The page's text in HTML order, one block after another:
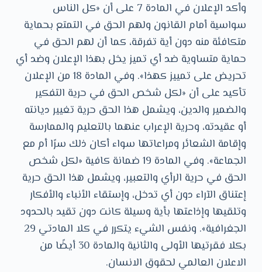
وأكد الإعلان في المادة 7 على أن «كل الناس
سواسية أمام القانون ولهم الحق في التمتع بحماية
متكافئة منه دون أية تفرقة، كما أن لهم الحق في
حماية متساوية ضد أي تميز يخل بهذا الإعلان وضد أي
تحريض على تمييز كهذا». وفي المادة 18 من الإعلان
تأكيد على أن «لكل شخص الحق في حرية التفكير
والضمير والدين، ويشمل هذا الحق حرية تغيير ديانته
أو عقيدته، وحرية الإعراب عنهما بالتعليم والممارسة
وإقامة الشعائر ومراعاتها سواء أكان ذلك سرًا أم مع
الجماعة». وفي المادة 19 ضمانة كافية «لكل شخص
الحق في حرية الرأي والتعبير، ويشمل هذا الحق حرية
إعتناق الآراء دون أي تدخل، وإستقاء الأنباء والأفكار
وتلقيها وإذاعتها بأية وسيلة كانت دون تقيد بالحدود
الجغرافية». ونفس الشيء يتكرر في كلا المادتي 29
بكلا فقرتيها الأولى والثانية والمادة 30 أيضًا من
الاعلان العالمي لحقوق الانسان.